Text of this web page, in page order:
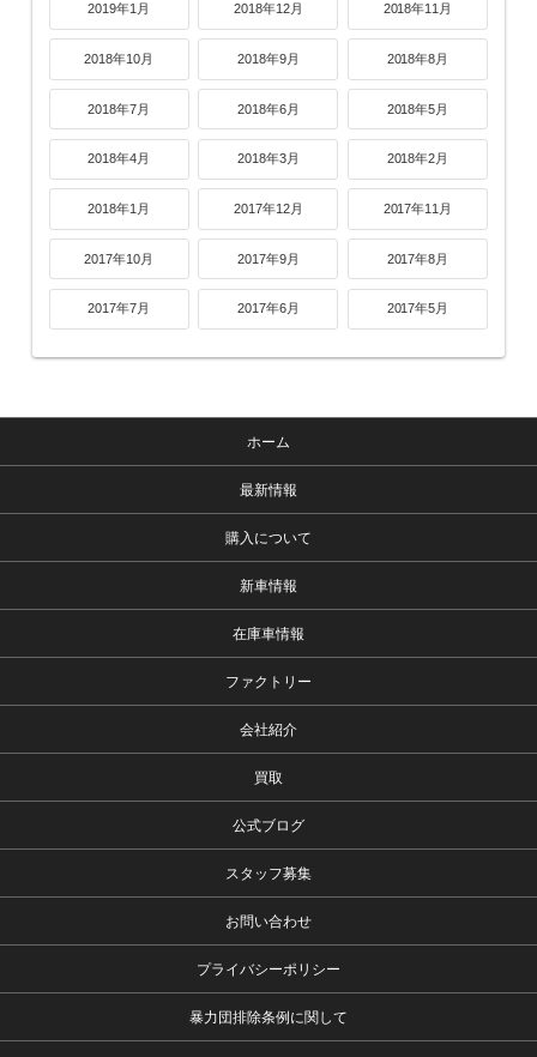
2019年1月 2018年12月 2018年11月
2018年10月 2018年9月 2018年8月
2018年7月 2018年6月 2018年5月
2018年4月 2018年3月 2018年2月
2018年1月 2017年12月 2017年11月
2017年10月 2017年9月 2017年8月
2017年7月 2017年6月 2017年5月
ホーム
最新情報
購入について
新車情報
在庫車情報
ファクトリー
会社紹介
買取
公式ブログ
スタッフ募集
お問い合わせ
プライバシーポリシー
暴力団排除条例に関して